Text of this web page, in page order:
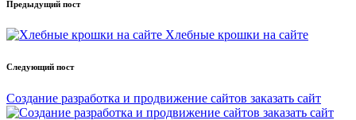
Post
navigation
Предыдущий пост
Хлебные крошки на сайте
Следующий пост
Создание разработка и продвижение сайтов заказать сайт